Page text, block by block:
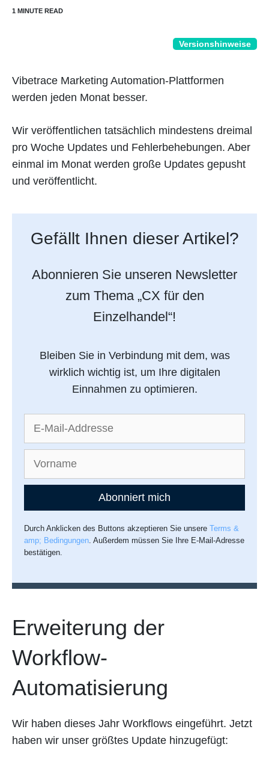
Versionshinweise
Vibetrace Marketing Automation-Plattformen
werden jeden Monat besser.
Wir veröffentlichen tatsächlich mindestens dreimal
pro Woche Updates und Fehlerbehebungen. Aber
einmal im Monat werden große Updates gepusht
und veröffentlicht.
Gefällt Ihnen dieser Artikel?
Abonnieren Sie unseren Newsletter
zum Thema „CX für den
Einzelhandel“!
Bleiben Sie in Verbindung mit dem, was
wirklich wichtig ist, um Ihre digitalen
Einnahmen zu optimieren.
Abonniert mich
Durch Anklicken des Buttons akzeptieren Sie unsereTerms &
amp; Bedingungen. Außerdem müssen Sie Ihre E-Mail-Adresse
bestätigen.
Erweiterung der
Workflow-
Automatisierung
Wir haben dieses Jahr Workflows eingeführt. Jetzt
haben wir unser größtes Update hinzugefügt: